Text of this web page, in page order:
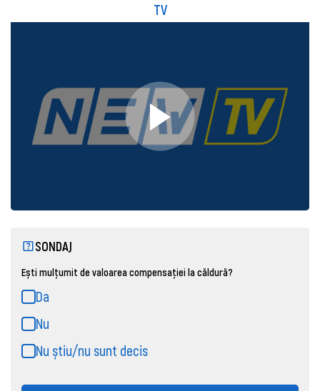
TV
SONDAJ
Ești mulțumit de valoarea compensației la căldură?
Da
Nu
Nu știu/nu sunt decis